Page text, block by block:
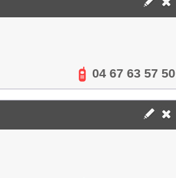
04 67 63 57 50